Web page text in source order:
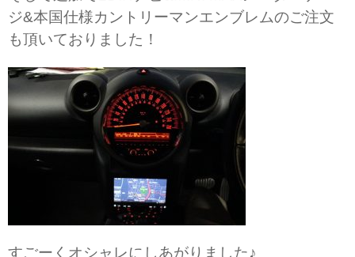
ジ&本国仕様カントリーマンエンブレムのご注文
も頂いておりました！
すごーくオシャレにしあがりました♪